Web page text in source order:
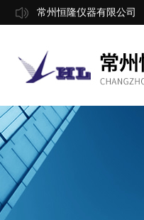
常州恒隆仪器有限公司